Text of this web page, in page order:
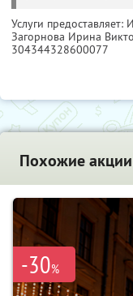
Услуги
Загорнова Ирина
304344328600077
Похожие
-30%